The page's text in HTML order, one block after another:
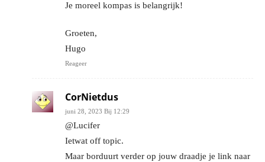
Je moreel kompas is belangrijk!
Groeten,
Hugo
Reageer
CorNietdus
juni 28, 2023 Bij 12:29
@Lucifer
Ietwat off topic.
Maar borduurt verder op jouw draadje je link naar